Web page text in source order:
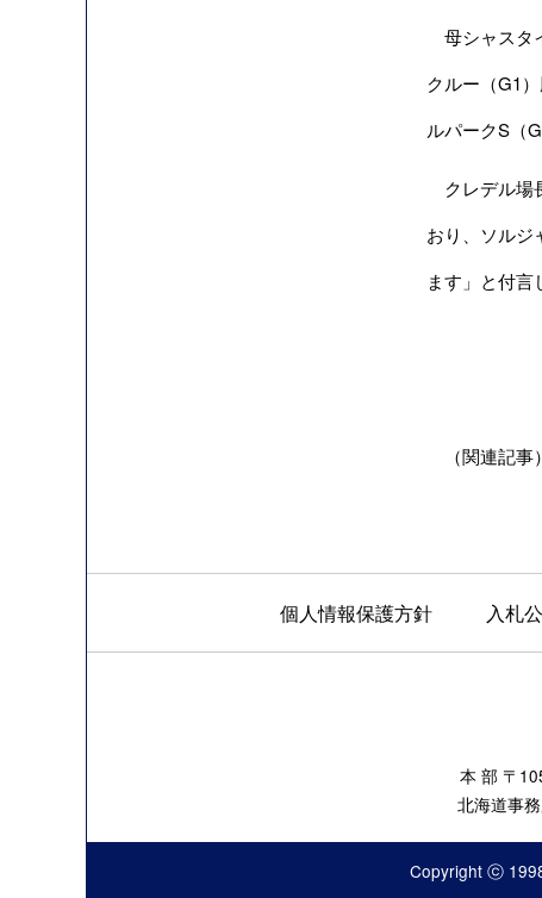
母シャスタ
クルー（G1
ルパークS（
クレデル場
おり、ソルジ
ます」と付言
（関連記事
個人情報保護方針 入札
本 部 〒
北海道事
Copyright ⓒ